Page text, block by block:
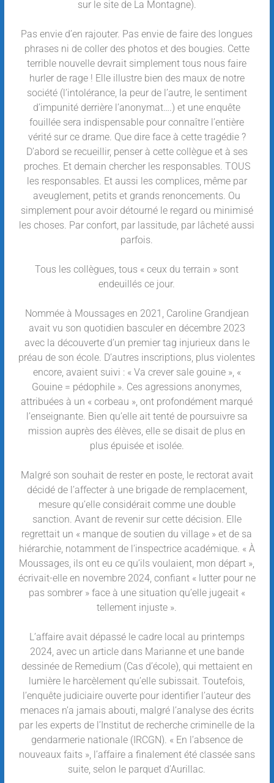
sur le site de La Montagne).
Pas envie d’en rajouter. Pas envie de faire des longues
phrases ni de coller des photos et des bougies. Cette
terrible nouvelle devrait simplement tous nous faire
hurler de rage ! Elle illustre bien des maux de notre
société (l’intolérance, la peur de l’autre, le sentiment
d’impunité derrière l’anonymat….) et une enquête
fouillée sera indispensable pour connaître l’entière
vérité sur ce drame. Que dire face à cette tragédie ?
D’abord se recueillir, penser à cette collègue et à ses
proches. Et demain chercher les responsables. TOUS
les responsables. Et aussi les complices, même par
aveuglement, petits et grands renoncements. Ou
simplement pour avoir détourné le regard ou minimisé
les choses. Par confort, par lassitude, par lâcheté aussi
parfois.
Tous les collègues, tous « ceux du terrain » sont
endeuillés ce jour.
Nommée à Moussages en 2021, Caroline Grandjean
avait vu son quotidien basculer en décembre 2023
avec la découverte d’un premier tag injurieux dans le
préau de son école. D’autres inscriptions, plus violentes
encore, avaient suivi : « Va crever sale gouine », «
Gouine = pédophile ». Ces agressions anonymes,
attribuées à un « corbeau », ont profondément marqué
l’enseignante. Bien qu’elle ait tenté de poursuivre sa
mission auprès des élèves, elle se disait de plus en
plus épuisée et isolée.
Malgré son souhait de rester en poste, le rectorat avait
décidé de l’affecter à une brigade de remplacement,
mesure qu’elle considérait comme une double
sanction. Avant de revenir sur cette décision. Elle
regrettait un « manque de soutien du village » et de sa
hiérarchie, notamment de l’inspectrice académique. « À
Moussages, ils ont eu ce qu’ils voulaient, mon départ »,
écrivait-elle en novembre 2024, confiant « lutter pour ne
pas sombrer » face à une situation qu’elle jugeait «
tellement injuste ».
L’affaire avait dépassé le cadre local au printemps
2024, avec un article dans Marianne et une bande
dessinée de Remedium (Cas d’école), qui mettaient en
lumière le harcèlement qu’elle subissait. Toutefois,
l’enquête judiciaire ouverte pour identifier l’auteur des
menaces n’a jamais abouti, malgré l’analyse des écrits
par les experts de l’Institut de recherche criminelle de la
gendarmerie nationale (IRCGN). « En l’absence de
nouveaux faits », l’affaire a finalement été classée sans
suite, selon le parquet d’Aurillac.